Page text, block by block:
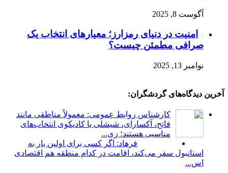
آگوست 8, 2025
امنیت در دنیای رمزارز؛ معیارهای انتخاب یک
صرافی مطمئن چیست؟
نوامبر 13, 2025
آخرین دیدگاه‌های گردشگران:
کارشناس روابط عمومی: معمولاً مناطقی مانند
فاتح، آکسارای، شیشلی یا کادیکوی انتخاب‌های
مناسبی هستند؛ زی...
فرهاد: اگر کسی برای اولین بار به
استانبول سفر می‌کند، اقامت در کدام منطقه هم اقتصادی
اس...